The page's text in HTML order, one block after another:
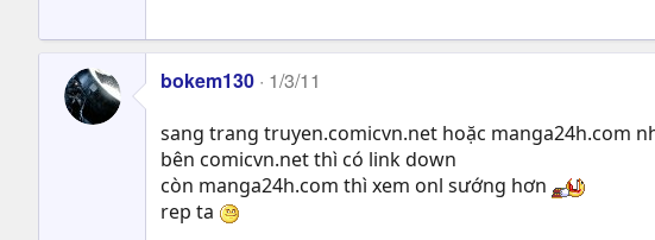
bokem130 1/3/11
sang trang truyen.comicvn.net hoặc manga24h.com
bên comicvn.net thì có link down
còn manga24h.com thì xem onl sướng hơn
rep ta